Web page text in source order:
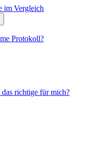
im Vergleich
Protokoll?
richtige für mich?